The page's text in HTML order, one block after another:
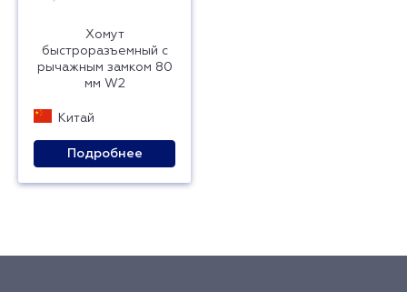
Хомут
быстроразъемный с
рычажным замком 80
мм W2
Китай
Подробнее